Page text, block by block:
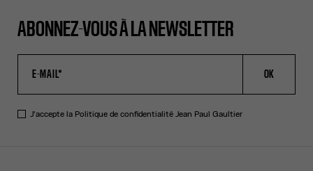
ABONNEZ-VOUS À LA NEWSLETTER
OK
J'accepte la Politique de confidentialitéJean Paul Gaultier